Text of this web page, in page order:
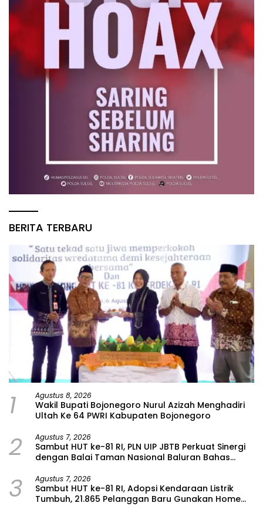
BERITA TERBARU
1 Agustus 8, 2026
Wakil Bupati Bojonegoro Nurul Azizah Menghadiri
Ultah Ke 64 PWRI Kabupaten Bojonegoro
2 Agustus 7, 2026
Sambut HUT ke-81 RI, PLN UIP JBTB Perkuat Sinergi
dengan Balai Taman Nasional Baluran Bahas
Watudodol/Kalipuro
3 Agustus 7, 2026
Sambut HUT ke-81 RI, Adopsi Kendaraan Listrik
Tumbuh, 21.865 Pelanggan Baru Gunakan Home